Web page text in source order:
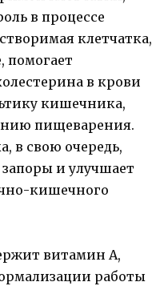
в процессе
клетчатка,
помогает
в крови
кишечника,
пищеварения.
в свою очередь,
и улучшает
кишечного
витамин А,
работы